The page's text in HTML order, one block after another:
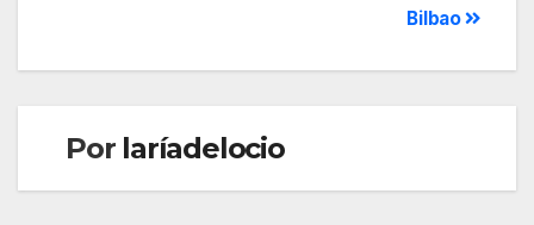
Bilbao
Por laríadelocio